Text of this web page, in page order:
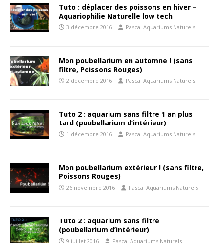
Tuto : déplacer des poissons en hiver –
Aquariophilie Naturelle low tech
3 décembre 2016 Pascal Aquariums Naturels
Mon poubellarium en automne ! (sans
filtre, Poissons Rouges)
2 décembre 2016 Pascal Aquariums Naturels
Tuto 2 : aquarium sans filtre 1 an plus
tard (poubellarium d’intérieur)
1 décembre 2016 Pascal Aquariums Naturels
Mon poubellarium extérieur ! (sans filtre,
Poissons Rouges)
26 novembre 2016 Pascal Aquariums Naturels
Tuto 2 : aquarium sans filtre
(poubellarium d’intérieur)
9 juillet 2016 Pascal Aquariums Naturels